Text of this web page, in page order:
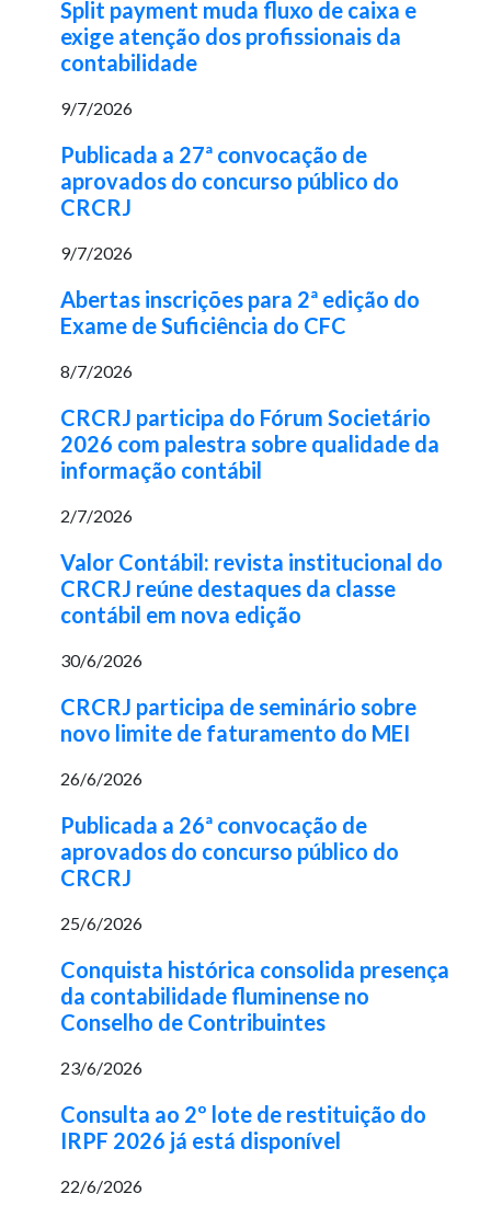
Split payment muda fluxo de caixa e
exige atenção dos profissionais da
contabilidade
9/7/2026
Publicada a 27ª convocação de
aprovados do concurso público do
CRCRJ
9/7/2026
Abertas inscrições para 2ª edição do
Exame de Suficiência do CFC
8/7/2026
CRCRJ participa do Fórum Societário
2026 com palestra sobre qualidade da
informação contábil
2/7/2026
Valor Contábil: revista institucional do
CRCRJ reúne destaques da classe
contábil em nova edição
30/6/2026
CRCRJ participa de seminário sobre
novo limite de faturamento do MEI
26/6/2026
Publicada a 26ª convocação de
aprovados do concurso público do
CRCRJ
25/6/2026
Conquista histórica consolida presença
da contabilidade fluminense no
Conselho de Contribuintes
23/6/2026
Consulta ao 2º lote de restituição do
IRPF 2026 já está disponível
22/6/2026